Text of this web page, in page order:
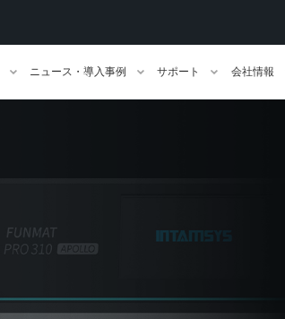
ニュース・導入事例 サポート 会社情報